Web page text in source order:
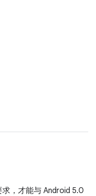
，才能与 Android 5.0